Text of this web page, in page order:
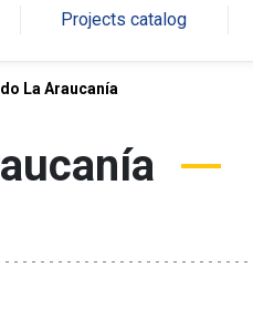
Projects catalog
La Araucanía